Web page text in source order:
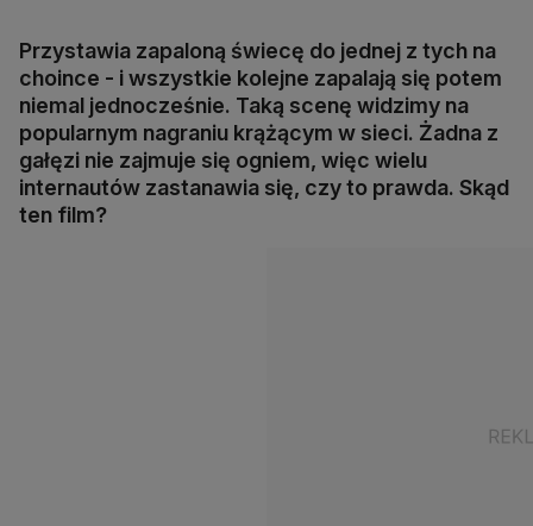
Przystawia zapaloną świecę do jednej z tych na
choince - i wszystkie kolejne zapalają się potem
niemal jednocześnie. Taką scenę widzimy na
popularnym nagraniu krążącym w sieci. Żadna z
gałęzi nie zajmuje się ogniem, więc wielu
internautów zastanawia się, czy to prawda. Skąd
ten film?